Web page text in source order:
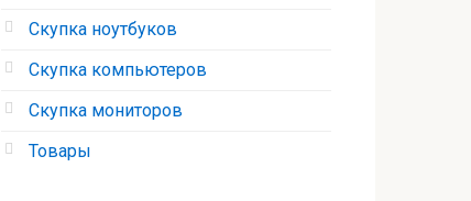
Скупка ноутбуков
Скупка компьютеров
Скупка мониторов
Товары